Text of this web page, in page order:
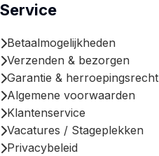
Service
Betaalmogelijkheden
Verzenden & bezorgen
Garantie & herroepingsrecht
Algemene voorwaarden
Klantenservice
Vacatures / Stageplekken
Privacybeleid